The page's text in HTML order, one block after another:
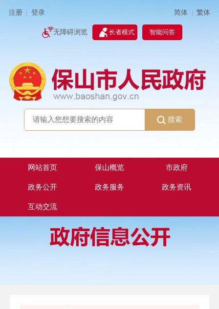
注册 登录 简体 | 繁体
无障碍浏览 长者模式 智能问答
搜索
网站首页 保山概览 市政府
政务公开 政务服务 政务资讯
互动交流